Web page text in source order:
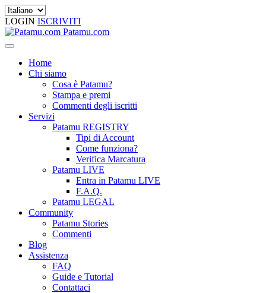
LOGIN ISCRIVITI
Patamu.com
Home
Chi siamo
Cosa è Patamu?
Stampa e premi
Commenti degli iscritti
Servizi
Patamu REGISTRY
Tipi di Account
Come funziona?
Verifica Marcatura
Patamu LIVE
Entra in Patamu LIVE
F.A.Q.
Patamu LEGAL
Community
Patamu Stories
Commenti
Blog
Assistenza
FAQ
Guide e Tutorial
Contattaci